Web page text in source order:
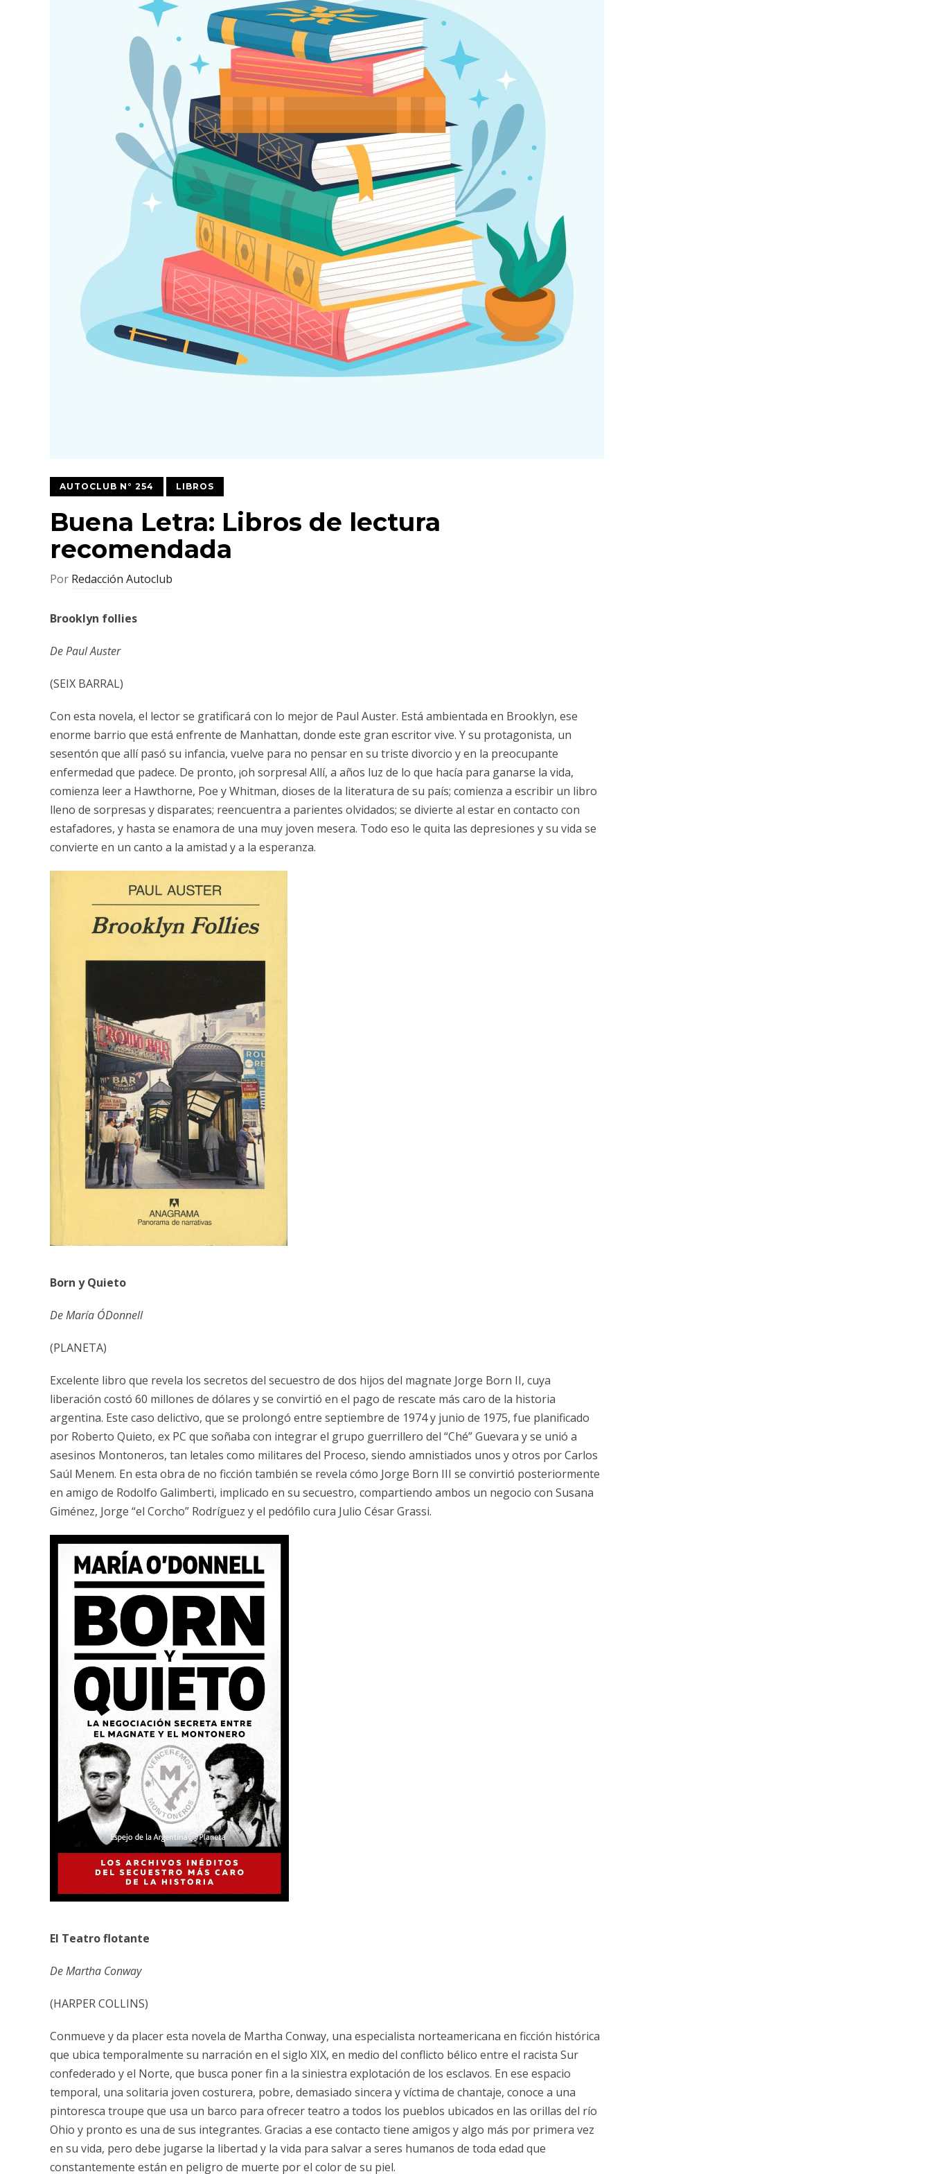
AUTOCLUB N° 254 LIBROS
Buena Letra: Libros de lectura
recomendada
Por Redacción Autoclub
Brooklyn follies
De Paul Auster
(SEIX BARRAL)
Con esta novela, el lector se gratificará con lo mejor de Paul Auster. Está ambientada en Brooklyn, ese
enorme barrio que está enfrente de Manhattan, donde este gran escritor vive. Y su protagonista, un
sesentón que allí pasó su infancia, vuelve para no pensar en su triste divorcio y en la preocupante
enfermedad que padece. De pronto, ¡oh sorpresa! Allí, a años luz de lo que hacía para ganarse la vida,
comienza leer a Hawthorne, Poe y Whitman, dioses de la literatura de su país; comienza a escribir un libro
lleno de sorpresas y disparates; reencuentra a parientes olvidados; se divierte al estar en contacto con
estafadores, y hasta se enamora de una muy joven mesera. Todo eso le quita las depresiones y su vida se
convierte en un canto a la amistad y a la esperanza.
Born yQuieto
De María O´Donnell
(PLANETA)
Excelente libro que revela los secretos del secuestro de dos hijos del magnate Jorge Born II, cuya
liberación costó 60 millones de dólares y se convirtió en el pago de rescate más caro de la historia
argentina. Este caso delictivo, que se prolongó entre septiembre de 1974 y junio de 1975, fue planificado
por Roberto Quieto, ex PC que soñaba con integrar el grupo guerrillero del “Ché” Guevara y se unió a
asesinos Montoneros, tan letales como militares del Proceso, siendo amnistiados unos y otros por Carlos
Saúl Menem. En esta obra de no ficción también se revela cómo Jorge Born III se convirtió posteriormente
en amigo de Rodolfo Galimberti, implicado en su secuestro, compartiendo ambos un negocio con Susana
Giménez, Jorge “el Corcho” Rodríguez y el pedófilo cura Julio César Grassi.
El Teatroflotante
De Martha Conway
(HARPER COLLINS)
Conmueve y da placer esta novela de Martha Conway, una especialista norteamericana en ficción histórica
que ubica temporalmente su narración en el siglo XIX, en medio del conflicto bélico entre el racista Sur
confederado y el Norte, que busca poner fin a la siniestra explotación de los esclavos. En ese espacio
temporal, una solitaria joven costurera, pobre, demasiado sincera y víctima de chantaje, conoce a una
pintoresca troupe que usa un barco para ofrecer teatro a todos los pueblos ubicados en las orillas del río
Ohio y pronto es una de sus integrantes. Gracias a ese contacto tiene amigos y algo más por primera vez
en su vida, pero debe jugarse la libertad y la vida para salvar a seres humanos de toda edad que
constantemente están en peligro de muerte por el color de su piel.